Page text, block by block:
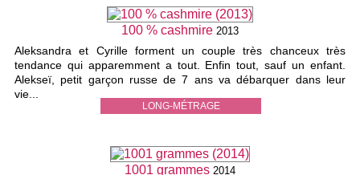
LONG-MÉTRAGE
100 % cashmire 2013
Aleksandra et Cyrille forment un couple très chanceux très
tendance qui apparemment a tout. Enfin tout, sauf un enfant.
Alekseï, petit garçon russe de 7 ans va débarquer dans leur
vie...
1001 grammes 2014